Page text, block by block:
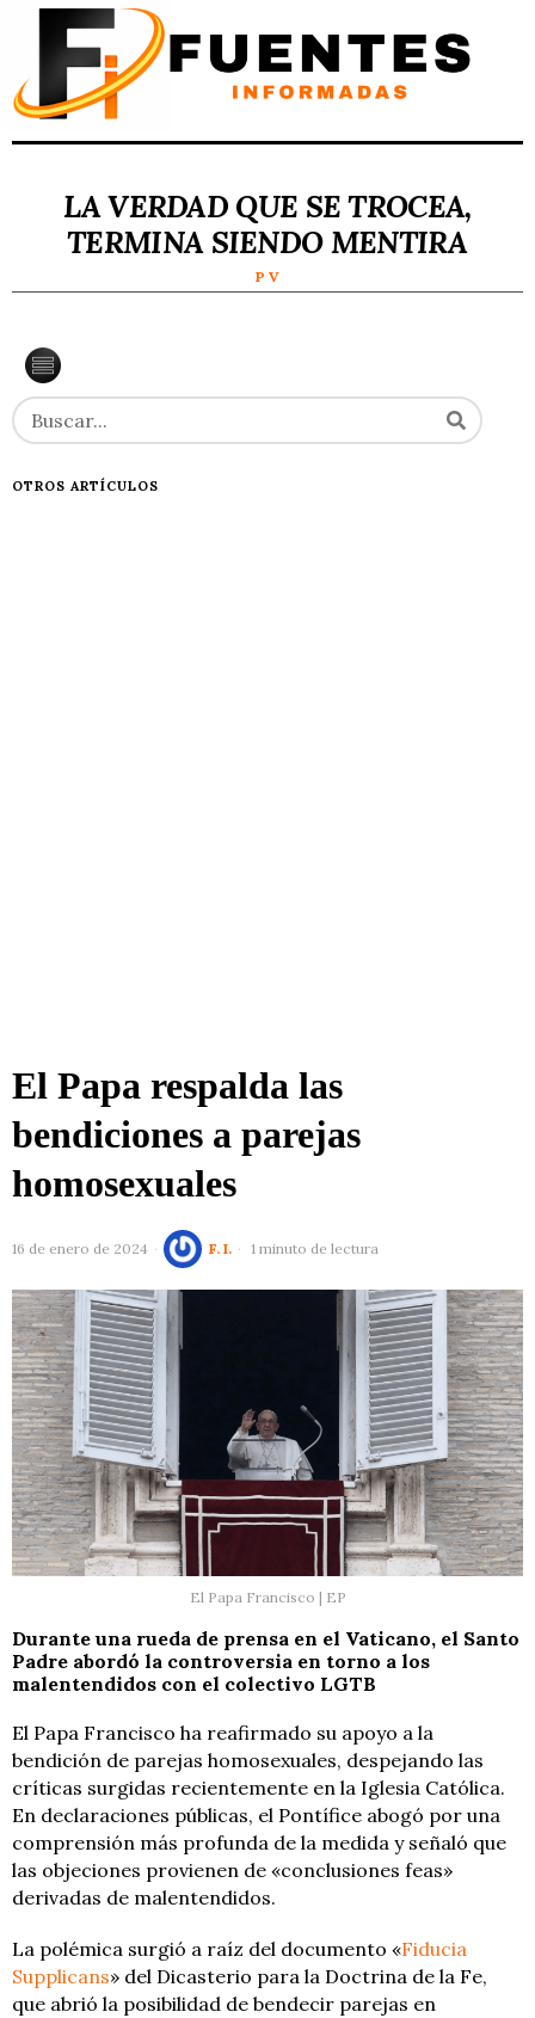
LA VERDAD QUE SE TROCEA,
TERMINA SIENDO MENTIRA
P V
OTROS ARTÍCULOS
El Papa respalda las
bendiciones a parejas
homosexuales
16 de enero de 2024 F. I. 1 minuto de lectura
El Papa Francisco | EP
Durante una rueda de prensa en el Vaticano, el Santo
Padre abordó la controversia en torno a los
malentendidos con el colectivo LGTB
El Papa Francisco ha reafirmado su apoyo a la
bendición de parejas homosexuales, despejando las
críticas surgidas recientemente en la Iglesia Católica.
En declaraciones públicas, el Pontífice abogó por una
comprensión más profunda de la medida y señaló que
las objeciones provienen de «conclusiones feas»
derivadas de malentendidos.
La polémica surgió a raíz del documento «Fiducia
Supplicans» del Dicasterio para la Doctrina de la Fe,
que abrió la posibilidad de bendecir parejas en